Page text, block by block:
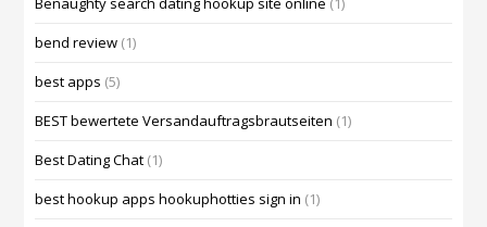
bend review (1)
best apps (5)
BEST bewertete Versandauftragsbrautseiten (1)
Best Dating Chat (1)
best hookup apps hookuphotties sign in (1)